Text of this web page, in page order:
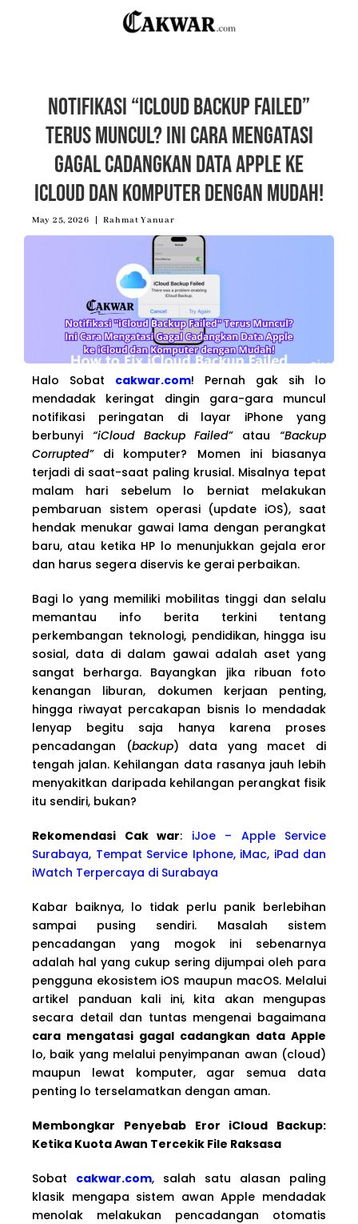
Notifikasi “iCloud Backup Failed”
Terus Muncul? Ini Cara Mengatasi
Gagal Cadangkan Data Apple ke
iCloud dan Komputer dengan Mudah!
May 25, 2026 Rahmat Yanuar
Halo Sobat cakwar.com! Pernah gak sih lo
mendadak keringat dingin gara-gara muncul
notifikasi peringatan di layar iPhone yang
berbunyi “iCloud Backup Failed”atau“Backup
Corrupted”di komputer? Momen ini biasanya
terjadi di saat-saat paling krusial. Misalnya tepat
malam hari sebelum lo berniat melakukan
pembaruan sistem operasi (update iOS), saat
hendak menukar gawai lama dengan perangkat
baru, atau ketika HP lo menunjukkan gejala eror
dan harus segera diservis ke gerai perbaikan.
Bagi lo yang memiliki mobilitas tinggi dan selalu
memantau info berita terkini tentang
perkembangan teknologi, pendidikan, hingga isu
sosial, data di dalam gawai adalah aset yang
sangat berharga. Bayangkan jika ribuan foto
kenangan liburan, dokumen kerjaan penting,
hingga riwayat percakapan bisnis lo mendadak
lenyap begitu saja hanya karena proses
pencadangan (backup) data yang macet di
tengah jalan. Kehilangan data rasanya jauh lebih
menyakitkan daripada kehilangan perangkat fisik
itu sendiri, bukan?
Rekomendasi Cak war: iJoe – Apple Service
Surabaya, Tempat Service Iphone, iMac, iPad dan
iWatch Terpercaya di Surabaya
Kabar baiknya, lo tidak perlu panik berlebihan
sampai pusing sendiri. Masalah sistem
pencadangan yang mogok ini sebenarnya
adalah hal yang cukup sering dijumpai oleh para
pengguna ekosistem iOS maupun macOS. Melalui
artikel panduan kali ini, kita akan mengupas
secara detail dan tuntas mengenai bagaimana
cara mengatasi gagal cadangkan data Apple
lo, baik yang melalui penyimpanan awan (cloud)
maupun lewat komputer, agar semua data
penting lo terselamatkan dengan aman.
Membongkar Penyebab Eror iCloud Backup:
Ketika Kuota Awan Tercekik File Raksasa
Sobat cakwar.com, salah satu alasan paling
klasik mengapa sistem awan Apple mendadak
menolak melakukan pencadangan otomatis